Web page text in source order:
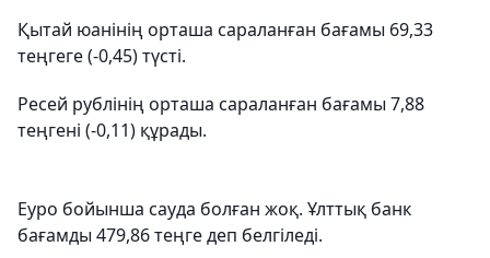
Қытай юанінің орташа сараланған бағамы 69,33
теңгеге (-0,45) түсті.
Ресей рублінің орташа сараланған бағамы 7,88
теңгені (-0,11) құрады.
Еуро бойынша сауда болған жоқ. Ұлттық банк
бағамды 479,86 теңге деп белгіледі.